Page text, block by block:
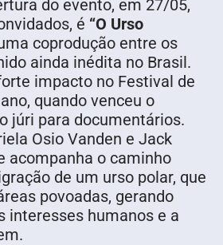
do evento, em 27/05,
é “O Urso
coprodução entre os
ainda inédita no Brasil.
impacto no Festival de
quando venceu o
júri para documentários.
Osio Vanden e Jack
acompanha o caminho
de um urso polar, que
povoadas, gerando
interesses humanos e a